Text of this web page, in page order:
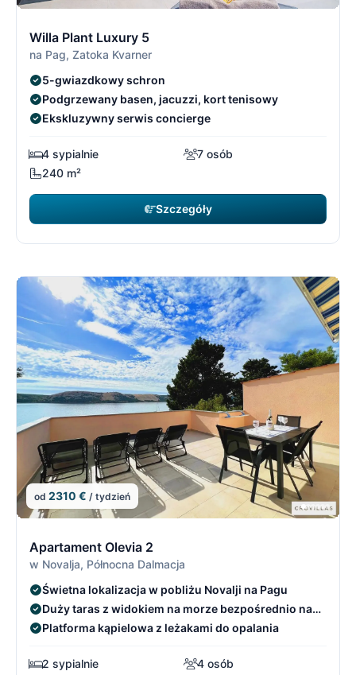
Willa Plant Luxury 5
na Pag, Zatoka Kvarner
5-gwiazdkowy schron
Podgrzewany basen, jacuzzi, kort tenisowy
Ekskluzywny serwis concierge
4 sypialnie
7 osób
240 m²
Szczegóły
od 2310 € / tydzień
Apartament Olevia 2
w Novalja, Północna Dalmacja
Świetna lokalizacja w pobliżu Novalji na Pagu
Duży taras z widokiem na morze bezpośrednio nad
morzem
Platforma kąpielowa z leżakami do opalania
2 sypialnie
4 osób